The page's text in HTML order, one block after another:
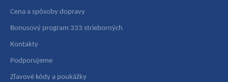
Cena a spôsoby dopravy
Bonusový program 333 strieborných
Kontakty
Podporujeme
Zľavové kódy a poukážky